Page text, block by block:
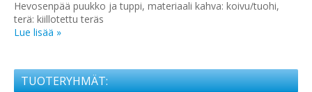
Hevosenpää puukko ja tuppi, materiaali kahva: koivu/tuohi,
terä: kiillotettu teräs
Lue lisää »
TUOTERYHMÄT: